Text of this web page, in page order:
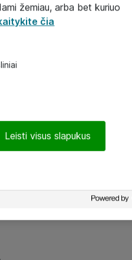
žemiau, arba bet kuriuo
čia
Leisti visus slapukus